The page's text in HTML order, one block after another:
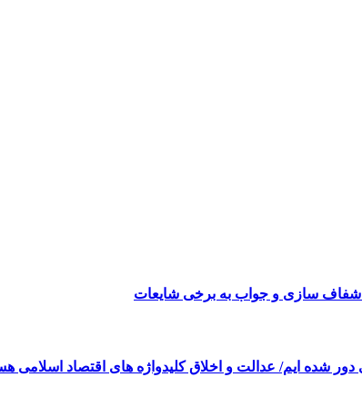
شفاف سازی و جواب به برخی شایعات
شده ایم/ عدالت و اخلاق کلیدواژه های اقتصاد اسلامی